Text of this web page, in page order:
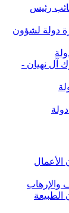
رئيس
دولة لشؤون
آل نهيان -
الأعمال
والإرهاب
الطبيعة